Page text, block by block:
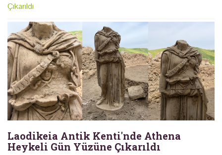
Çıkarıldı
Laodikeia Antik Kenti'nde Athena
Heykeli Gün Yüzüne Çıkarıldı